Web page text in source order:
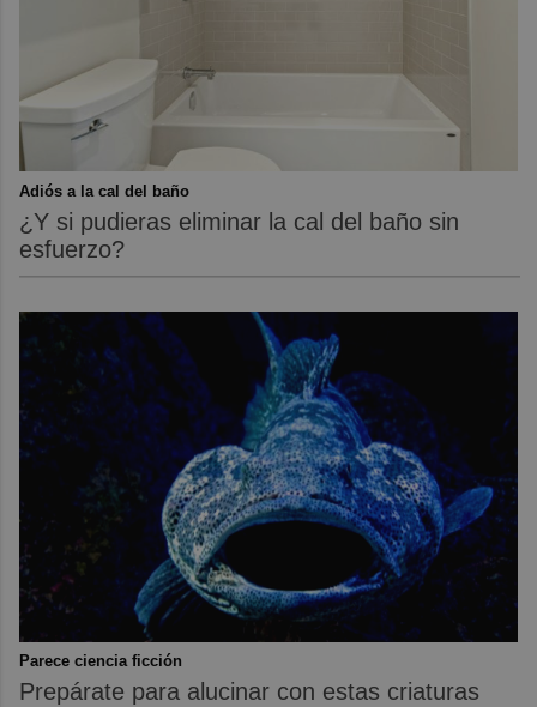
Adiós a la cal del baño
¿Y si pudieras eliminar la cal del baño sin
esfuerzo?
Parece ciencia ficción
Prepárate para alucinar con estas criaturas